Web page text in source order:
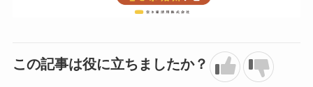
この記事は役に立ちましたか？